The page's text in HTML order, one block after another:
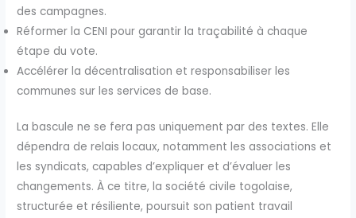
des campagnes.
Réformer la CENI pour garantir la traçabilité à chaque
étape du vote.
Accélérer la décentralisation et responsabiliser les
communes sur les services de base.
La bascule ne se fera pas uniquement par des textes. Elle
dépendra de relais locaux, notamment les associations et
les syndicats, capables d’expliquer et d’évaluer les
changements. À ce titre, la société civile togolaise,
structurée et résiliente, poursuit son patient travail